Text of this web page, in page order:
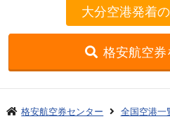
大分空港発着
格安航空
格安航空券センター 全国空港一